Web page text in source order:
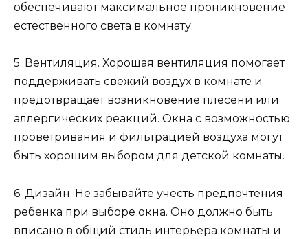
обеспечивают максимальное проникновение
естественного света в комнату.
5. Вентиляция. Хорошая вентиляция помогает
поддерживать свежий воздух в комнате и
предотвращает возникновение плесени или
аллергических реакций. Окна с возможностью
проветривания и фильтрацией воздуха могут
быть хорошим выбором для детской комнаты.
6. Дизайн. Не забывайте учесть предпочтения
ребенка при выборе окна. Оно должно быть
вписано в общий стиль интерьера комнаты и